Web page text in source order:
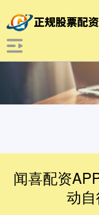
闻喜配资
动